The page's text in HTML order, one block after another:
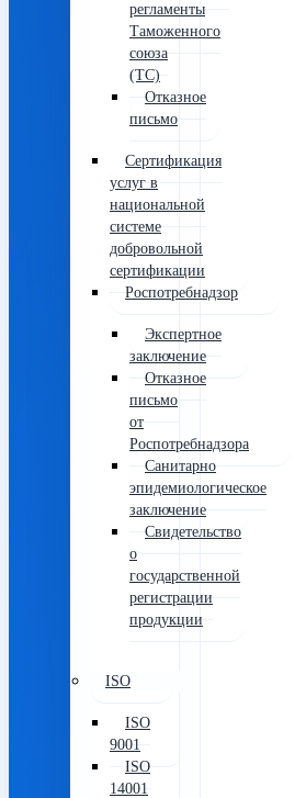
регламенты
Таможенного
союза
(ТС)
Отказное
письмо
Сертификация
услуг в
национальной
системе
добровольной
сертификации
Роспотребнадзор
Экспертное
заключение
Отказное
письмо
от
Роспотребнадзора
Санитарно
эпидемиологическое
заключение
Свидетельство
о
государственной
регистрации
продукции
ISO
ISO
9001
ISO
14001